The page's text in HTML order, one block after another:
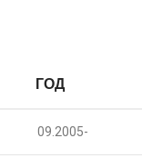
ГОД
09.2005-